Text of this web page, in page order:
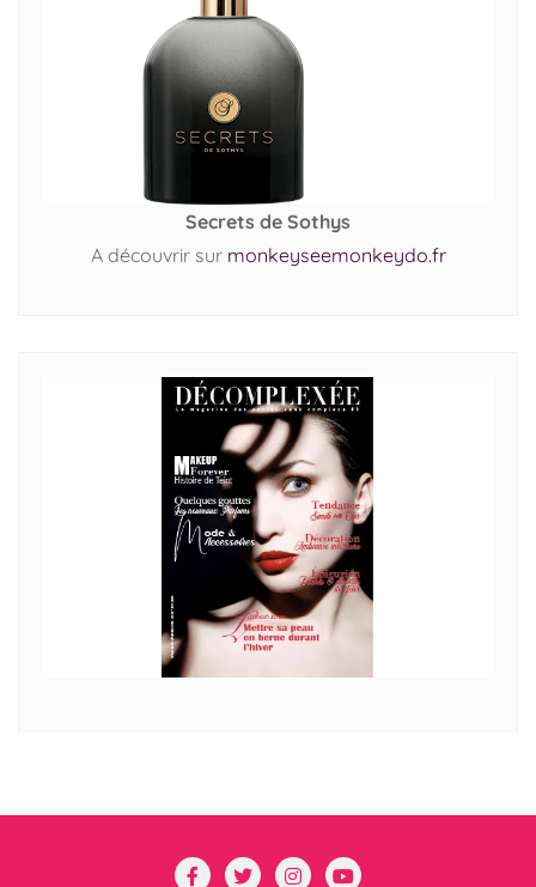
Secrets de Sothys
A découvrir sur monkeyseemonkeydo.fr